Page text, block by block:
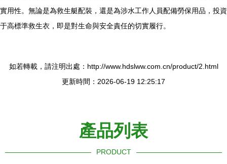
實用性。無論是為救生艇配裝，還是為涉水工作人員配備勞保用品，投資
于高標準救生衣，即是對生命與安全責任的切實履行。
如若轉載，請注明出處：http://www.hdslww.com.cn/product/2.html
更新時間：2026-06-19 12:25:17
產品列表
PRODUCT